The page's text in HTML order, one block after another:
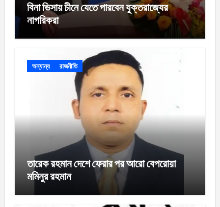
বিনা ভিসায় চীনে যেতে পারবেন যুক্তরাজ্যের
নাগরিকরা
অন্যান্য রাজনীতি
তারেক রহমান দেশে ফেরার পর আরো বেপরোয়া
মমিনুর রহমান